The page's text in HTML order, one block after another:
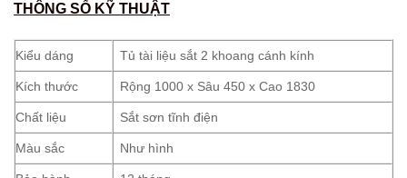
THÔNG SỐ KỸ THUẬT
Kiểu dáng Tủ tài liệu sắt 2 khoang cánh kính
Kích thước Rộng 1000 x Sâu 450 x Cao 1830
Chất liệu Sắt sơn tĩnh điện
Màu sắc Như hình